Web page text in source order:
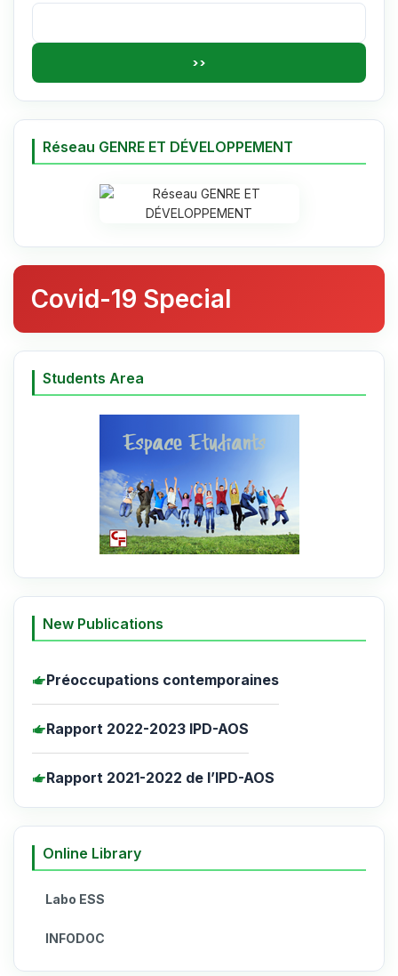
Search:
Réseau GENRE ET DÉVELOPPEMENT
Covid-19 Special
Students Area
New Publications
Préoccupations contemporaines
Rapport 2022-2023 IPD-AOS
Rapport 2021-2022 de l’IPD-AOS
Online Library
Labo ESS
INFODOC